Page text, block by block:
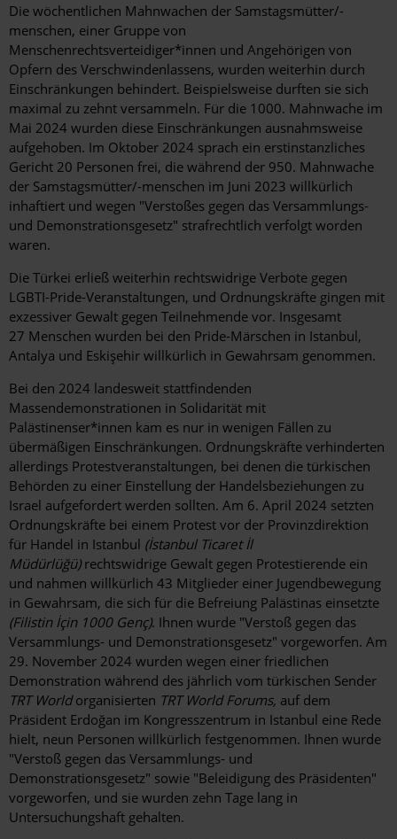
Die wöchentlichen Mahnwachen der Samstagsmütter/-
menschen, einer Gruppe von
Menschenrechtsverteidiger*innen und Angehörigen von
Opfern des Verschwindenlassens, wurden weiterhin durch
Einschränkungen behindert. Beispielsweise durften sie sich
maximal zu zehnt versammeln. Für die 1000. Mahnwache im
Mai 2024 wurden diese Einschränkungen ausnahmsweise
aufgehoben. Im Oktober 2024 sprach ein erstinstanzliches
Gericht 20 Personen frei, die während der 950. Mahnwache
der Samstagsmütter/-menschen im Juni 2023 willkürlich
inhaftiert und wegen "Verstoßes gegen das Versammlungs-
und Demonstrationsgesetz" strafrechtlich verfolgt worden
waren.
Die Türkei erließ weiterhin rechtswidrige Verbote gegen
LGBTI-Pride-Veranstaltungen, und Ordnungskräfte gingen mit
exzessiver Gewalt gegen Teilnehmende vor. Insgesamt
27 Menschen wurden bei den Pride-Märschen in Istanbul,
Antalya und Eskişehir willkürlich in Gewahrsam genommen.
Bei den 2024 landesweit stattfindenden
Massendemonstrationen in Solidarität mit
Palästinenser*innen kam es nur in wenigen Fällen zu
übermäßigen Einschränkungen. Ordnungskräfte verhinderten
allerdings Protestveranstaltungen, bei denen die türkischen
Behörden zu einer Einstellung der Handelsbeziehungen zu
Israel aufgefordert werden sollten. Am 6. April 2024 setzten
Ordnungskräfte bei einem Protest vor der Provinzdirektion
für Handel in Istanbul (İstanbul Ticaret İl
Müdürlüğü) rechtswidrige Gewalt gegen Protestierende ein
und nahmen willkürlich 43 Mitglieder einer Jugendbewegung
in Gewahrsam, die sich für die Befreiung Palästinas einsetzte
(Filistin İçin 1000 Genç). Ihnen wurde "Verstoß gegen das
Versammlungs- und Demonstrationsgesetz" vorgeworfen. Am
29. November 2024 wurden wegen einer friedlichen
Demonstration während des jährlich vom türkischen Sender
TRT Worldorganisierten TRT World Forums, auf dem
Präsident Erdoğan im Kongresszentrum in Istanbul eine Rede
hielt, neun Personen willkürlich festgenommen. Ihnen wurde
"Verstoß gegen das Versammlungs- und
Demonstrationsgesetz" sowie "Beleidigung des Präsidenten"
vorgeworfen, und sie wurden zehn Tage lang in
Untersuchungshaft gehalten.